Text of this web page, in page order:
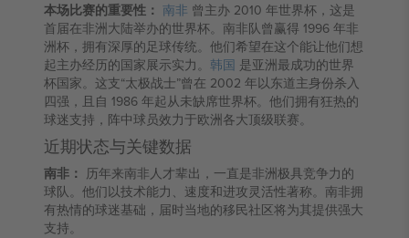
本场比赛的重要性： 南非 曾主办 2010 年世界杯，这是
首届在非洲大陆举办的世界杯。南非队曾赢得 1996 年非
洲杯，拥有深厚的足球传统。他们希望在这个能让他们想
起主办经历的国家展示实力。 韩国 是亚洲最成功的世界
杯国家。这支“太极战士”曾在 2002 年以东道主身份杀入
四强，且自 1986 年起从未缺席世界杯。他们拥有狂热的
球迷支持，阵中球员效力于欧洲各大顶级联赛。
近期状态与关键数据
南非： 历年来南非人才辈出，一直是非洲极具竞争力的
球队。他们以技术能力、速度和进攻灵活性著称。南非拥
有热情的球迷基础，届时当地的移民社区将为其提供强大
支持。